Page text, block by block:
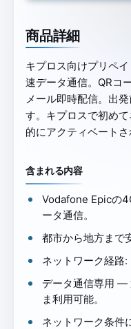
商品詳細
キプロス向けプリペ
速データ通信。QRコ
メール即時配信。出
す。キプロスで初め
的にアクティベートさ
含まれる内容
Vodafone Epicの
ータ通信。
都市から地方まで
ネットワーク経路
データ通信専用 —
ま利用可能。
ネットワーク条件